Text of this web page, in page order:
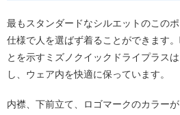
最もスタンダードなシルエットのこの
仕様で人を選ばず着ることができます
とを示すミズノクイックドライプラス
し、ウェア内を快適に保っています。
内襟、下前立て、ロゴマークのカラー